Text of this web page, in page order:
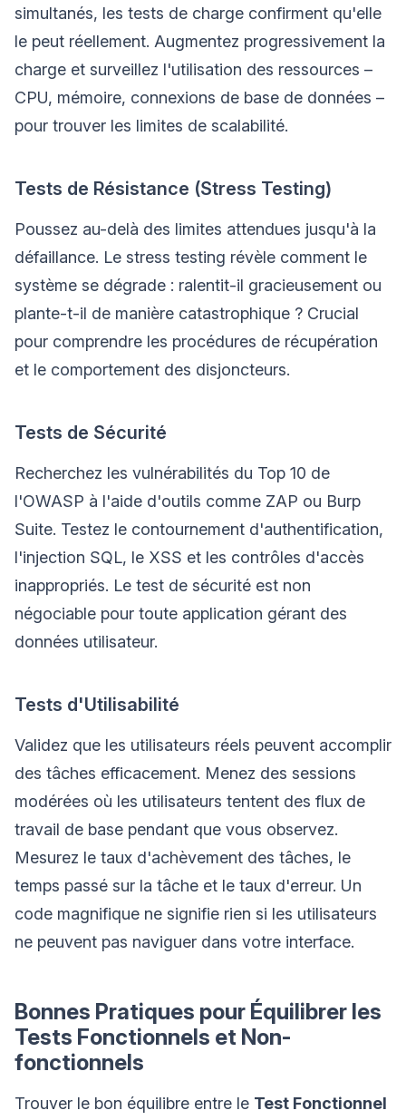
simultanés, les tests de charge confirment qu'elle
le peut réellement. Augmentez progressivement la
charge et surveillez l'utilisation des ressources –
CPU, mémoire, connexions de base de données –
pour trouver les limites de scalabilité.
Tests de Résistance (Stress Testing)
Poussez au-delà des limites attendues jusqu'à la
défaillance. Le stress testing révèle comment le
système se dégrade : ralentit-il gracieusement ou
plante-t-il de manière catastrophique ? Crucial
pour comprendre les procédures de récupération
et le comportement des disjoncteurs.
Tests de Sécurité
Recherchez les vulnérabilités du Top 10 de
l'OWASP à l'aide d'outils comme ZAP ou Burp
Suite. Testez le contournement d'authentification,
l'injection SQL, le XSS et les contrôles d'accès
inappropriés. Le test de sécurité est non
négociable pour toute application gérant des
données utilisateur.
Tests d'Utilisabilité
Validez que les utilisateurs réels peuvent accomplir
des tâches efficacement. Menez des sessions
modérées où les utilisateurs tentent des flux de
travail de base pendant que vous observez.
Mesurez le taux d'achèvement des tâches, le
temps passé sur la tâche et le taux d'erreur. Un
code magnifique ne signifie rien si les utilisateurs
ne peuvent pas naviguer dans votre interface.
Bonnes Pratiques pour Équilibrer les
Tests Fonctionnels et Non-
fonctionnels
Trouver le bon équilibre entre le Test Fonctionnel